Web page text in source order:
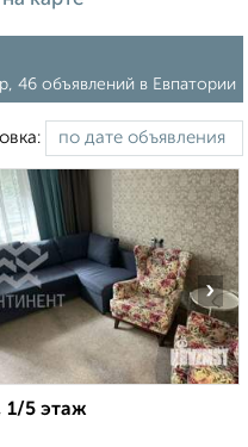
46 объявлений в Евпатории
›
1/5 этаж